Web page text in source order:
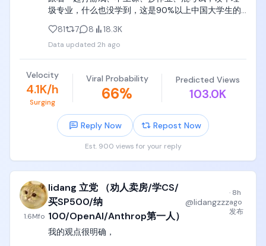
因为这东西是他妈William Shockley在1970年代发明
的，容不下你的质疑，也不符合你的直觉，你也没有
这东西对于绝大多数高中天天编程、折腾tree、折腾
linked list、折腾各种graph、天天自己手写编译器的
编程小天才来说，不仅反直觉，而且是一种巨大的折
磨。
到了自动控制理论，为什么时域要转换到频域，为什
么要用bode和nyquest图作为判据，为什么要设计
PID，又他妈难受半年，
到了信号与系统，为什么滤波器这么设计，为什么频
域有这些操作，为什么DSP这么设计，又他妈吃了半
年狗屎，
到了电机与电力拖动，三相交流电机这个绕组怎么算
磁通量积分，磁通量和电压电流为什么是这个关系，
为什么这么设计整流逆变，又他妈吃半年狗屎，
圾专业，什么也没学到，这是90%以上中国大学生的
党哥反复告诉你们，去深职院、广轻工、天津中德这
种， 就是告诉你们，小学初中高中都不学习，大学哪
怕读个专科，也要踏踏实实选个电气、电子、电类专
业，踏踏实实学个手艺。
大学是你进入社会前最后一步，18~22岁是很多人这辈
子最后能学知识、学技术、学手艺的年龄和状态了。
性学习和训练的能力了，大脑记忆力、学习能力、思
看看你们家长辈就知道了，三四十岁的人，基本上处
于油盐不进的状态，整个人跟个大傻逼一样，行尸走
肉存活在自己行业和岗位上，几乎没有任何转行和试
错的可能性，哪怕创业也只是弱智脑瘫傻逼都能干的
奶茶、咖啡、烘焙三件套，让他们学炒个鱼香肉丝，
81 7 8 18.3K
Data updated 2h ago
Velocity
4.1K/h
Surging
Viral Probability
66%
Predicted Views
103.0K
Reply Now Repost Now
Est. 900 views for your reply
1.6Mfo
lidang 立党 （劝人卖房/学CS/
买SP500/纳
100/OpenAI/Anthrop第一人）
@lidangzzz
· 8h
ago
发布
我的观点很明确，